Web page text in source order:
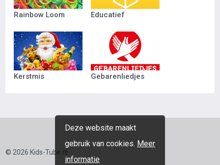
Rainbow Loom Educatief
Kerstmis Gebarenliedjes
Deze website maakt
gebruik van cookies. Meer
informatie
© 2026 Kids-Tube.nl